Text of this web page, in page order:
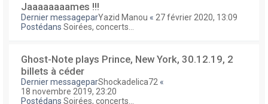
Jaaaaaaaames !!!
Dernier messageparYazid Manou « 27 février 2020, 13:09
Postédans Soirées, concerts...
Ghost-Note plays Prince, New York, 30.12.19, 2
billets à céder
Dernier messageparShockadelica72 «
18 novembre 2019, 23:20
Postédans Soirées, concerts...